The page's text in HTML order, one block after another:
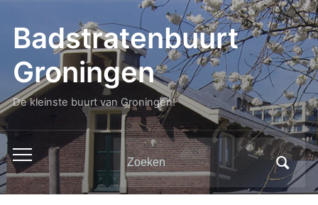
Badstratenbuurt
Groningen
De kleinste buurt van Groningen!
Toggle
mobiel
menu
Zoeken
naar: